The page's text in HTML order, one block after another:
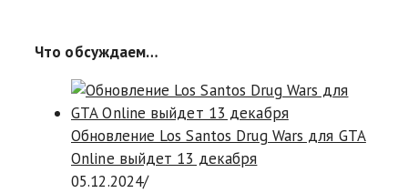
Что обсуждаем…
Обновление Los Santos Drug Wars для GTA
Online выйдет 13 декабря
05.12.2024/